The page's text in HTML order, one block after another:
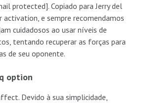
protected]. Copiado para Jerry del
activation, e sempre recomendamos
cuidadosos ao usar níveis de
tentando recuperar as forças para
de seu oponente.
option
Devido à sua simplicidade,